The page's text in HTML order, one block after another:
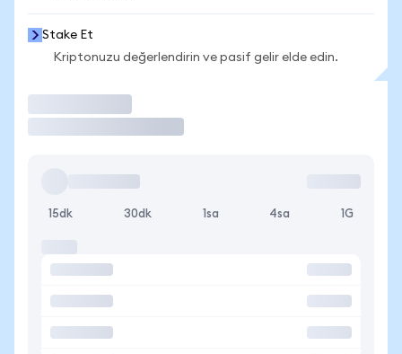
Stake Et
Kriptonuzu değerlendirin ve pasif gelir elde edin.
15dk 30dk 1sa 4sa 1G